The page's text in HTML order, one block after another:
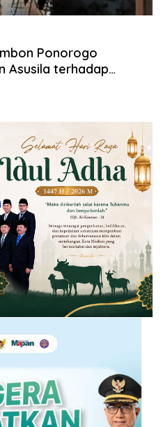
Ponorogo
Asusila terhadap